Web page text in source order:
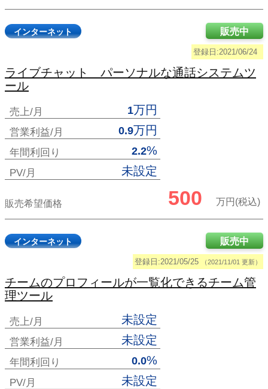
インターネット
登録日:2021/06/24
販売中
ライブチャット パーソナルな通話システムツ
ール
売上/月 1万円
営業利益/月 0.9万円
年間利回り 2.2%
PV/月 未設定
販売希望価格 500 万円(税込)
インターネット
登録日:2021/05/25 （2021/11/01 更新）
販売中
チームのプロフィールが一覧化できるチーム管
理ツール
売上/月 未設定
営業利益/月 未設定
年間利回り 0.0%
PV/月 未設定